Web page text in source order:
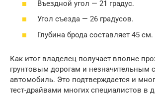
Въездной угол — 21 градус.
Угол съезда — 26 градусов.
Глубина брода составляет 45 см.
Как итог владелец получает вполне
грунтовым дорогам и незначительным
автомобиль. Это подтверждается и
тест-драйвами многих специалистов в